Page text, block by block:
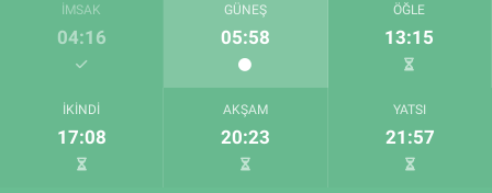
İMSAK
04:16
GÜNEŞ
05:58
ÖĞLE
13:15
İKINDI
17:08
AKŞAM
20:23
YATSI
21:57